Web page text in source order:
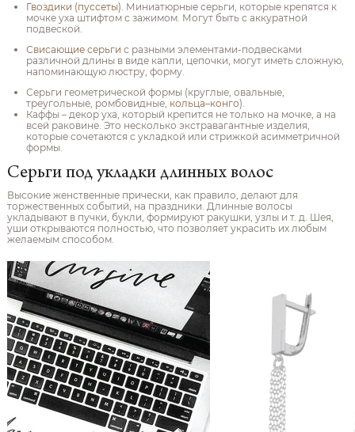
Гвоздики (пуссеты). Миниатюрные серьги, которые крепятся к
мочке уха штифтом с зажимом. Могут быть с аккуратной
подвеской.
Свисающие серьги с разными элементами-подвесками
различной длины в виде капли, цепочки, могут иметь сложную,
напоминающую люстру, форму.
Серьги геометрической формы (круглые, овальные,
треугольные, ромбовидные, кольца–конго).
Каффы – декор уха, который крепится не только на мочке, а на
всей раковине. Это несколько экстравагантные изделия,
которые сочетаются с укладкой или стрижкой асимметричной
формы.
Серьги под укладки длинных волос
Высокие женственные прически, как правило, делают для
торжественных событий, на праздники. Длинные волосы
укладывают в пучки, букли, формируют ракушки, узлы и т. д. Шея,
уши открываются полностью, что позволяет украсить их любым
желаемым способом.